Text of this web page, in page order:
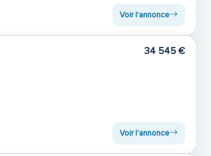
Voir l'annonce
34 545 €
Voir l'annonce